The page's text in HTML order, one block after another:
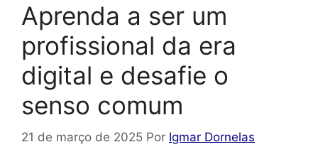
Aprenda a ser um
profissional da era
digital e desafie o
senso comum
21 de março de 2025 Por Igmar Dornelas